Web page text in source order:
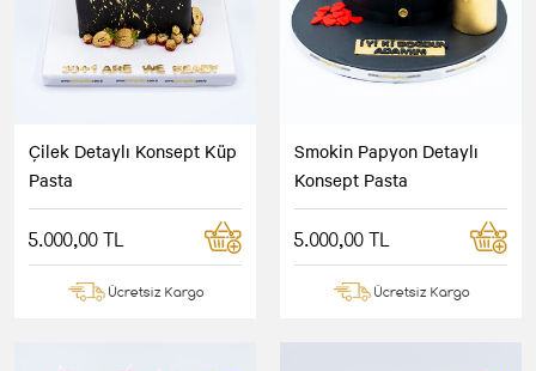
Çilek Detaylı Konsept Küp
Pasta
5.000,00 TL
Ücretsiz Kargo
Smokin Papyon Detaylı
Konsept Pasta
5.000,00 TL
Ücretsiz Kargo